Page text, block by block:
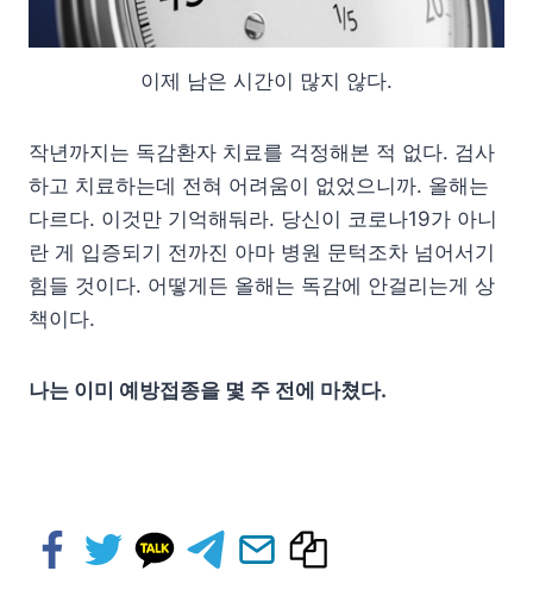
이제 남은 시간이 많지 않다.
작년까지는 독감환자 치료를 걱정해본 적 없다. 검사
하고 치료하는데 전혀 어려움이 없었으니까. 올해는
다르다. 이것만 기억해둬라. 당신이 코로나19가 아니
란 게 입증되기 전까진 아마 병원 문턱조차 넘어서기
힘들 것이다. 어떻게든 올해는 독감에 안걸리는게 상
책이다.
나는 이미 예방접종을 몇 주 전에 마쳤다.